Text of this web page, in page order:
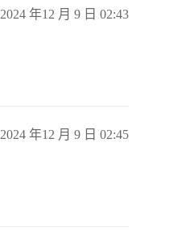
2024 年12 月 9 日 02:43
2024 年12 月 9 日 02:45